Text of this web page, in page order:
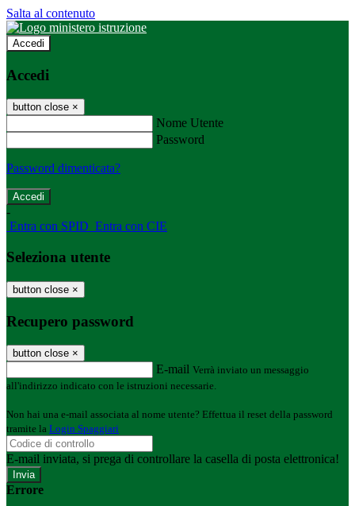
Salta al contenuto
Accedi
Accedi
button close ×
Nome Utente
Password
Password dimenticata?
-
Entra con SPID Entra con CIE
Seleziona utente
button close ×
Recupero password
button close ×
E-mail Verrà inviato un messaggio
all'indirizzo indicato con le istruzioni necessarie.
Non hai una e-mail associata al nome utente? Effettua il reset della password
tramite la Login Spaggiari
E-mail inviata, si prega di controllare la casella di posta elettronica!
Errore